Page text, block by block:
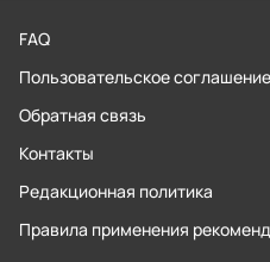
FAQ
Пользовательское соглашение
Обратная связь
Контакты
Редакционная политика
Правила применения